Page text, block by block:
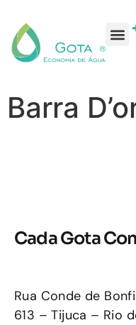
Barra
Cada Gota
Rua Conde de
613 – Tijuca – Rio